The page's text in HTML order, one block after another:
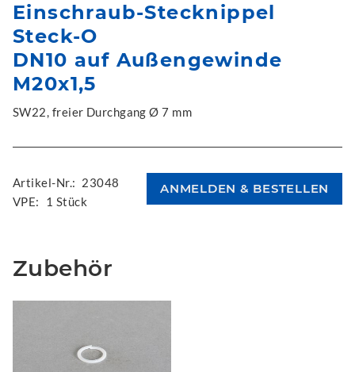
Einschraub-Stecknippel
Steck-O
DN10 auf Außengewinde
M20x1,5
SW22, freier Durchgang Ø 7 mm
Artikel-Nr.: 23048
VPE:
1 Stück
Zubehör